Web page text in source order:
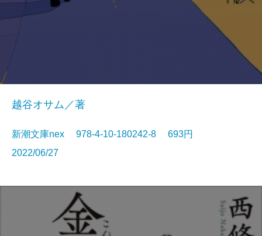
越谷オサム／著
新潮文庫nex 978-4-10-180242-8 693円
2022/06/27